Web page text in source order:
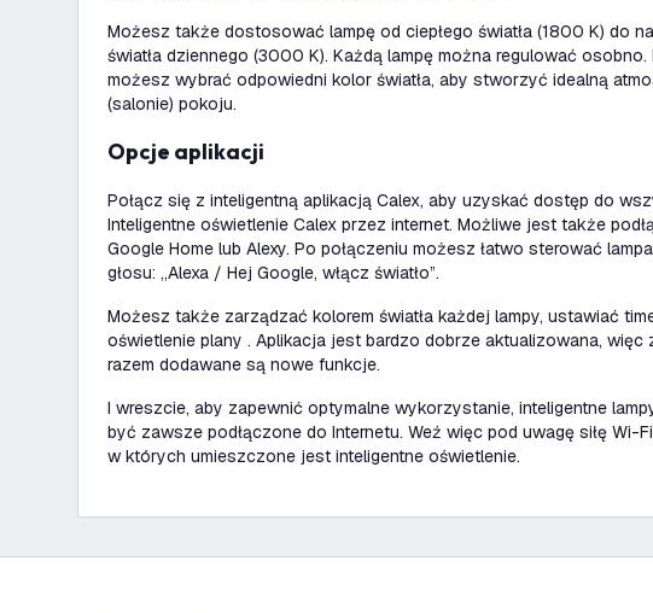
Możesz także dostosować lampę od ciepłego światła (1800 K) do
światła dziennego (3000 K). Każdą lampę można regulować osobno.
możesz wybrać odpowiedni kolor światła, aby stworzyć idealną
(salonie) pokoju.
Opcje aplikacji
Połącz się z inteligentną aplikacją Calex, aby uzyskać dostęp do
Inteligentne oświetlenie Calex przez internet. Możliwe jest także
Google Home lub Alexy. Po połączeniu możesz łatwo sterować
głosu: „Alexa / Hej Google, włącz światło”.
Możesz także zarządzać kolorem światła każdej lampy, ustawiać
oświetlenie plany . Aplikacja jest bardzo dobrze aktualizowana, więc
razem dodawane są nowe funkcje.
I wreszcie, aby zapewnić optymalne wykorzystanie, inteligentne
być zawsze podłączone do Internetu. Weź więc pod uwagę siłę Wi-
w których umieszczone jest inteligentne oświetlenie.